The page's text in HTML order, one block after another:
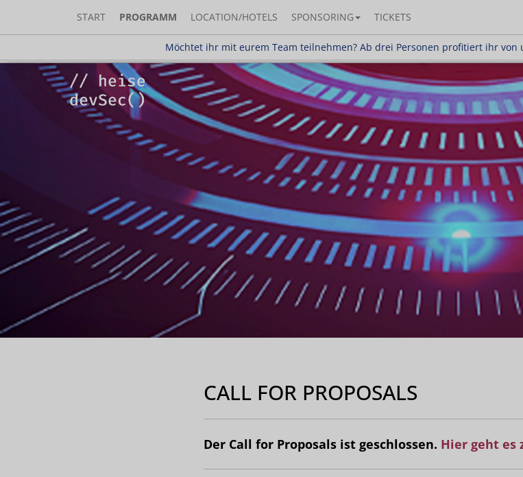
START PROGRAMM LOCATION/HOTELS SPONSORING TICKETS
Möchtet ihr mit eurem Team teilnehmen? Ab drei Personen profitiert ihr von
Möchtet ihr mit eurem Team teilnehmen? Ab drei Personen profitiert ihr
CALL FOR PROPOSALS
Der Call for Proposals ist geschlossen. Hier geht es